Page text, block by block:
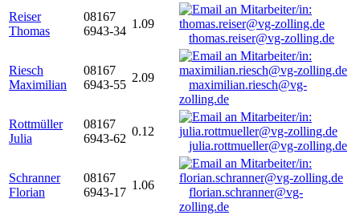
Reiser
Thomas
08167
6943-34
1.09
thomas.reiser@vg-zolling.de
Riesch
Maximilian
08167
6943-55
2.09
maximilian.riesch@vg-
zolling.de
Rottmüller
Julia
08167
6943-62
0.12
julia.rottmueller@vg-zolling.de
Schranner
Florian
08167
6943-17
1.06
florian.schranner@vg-
zolling.de